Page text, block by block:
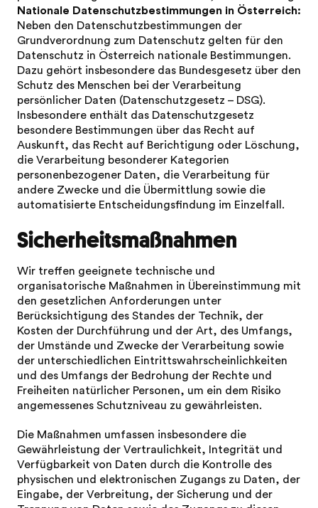
Nationale Datenschutzbestimmungen in Österreich:
Neben den Datenschutzbestimmungen der
Grundverordnung zum Datenschutz gelten für den
Datenschutz in Österreich nationale Bestimmungen.
Dazu gehört insbesondere das Bundesgesetz über den
Schutz des Menschen bei der Verarbeitung
persönlicher Daten (Datenschutzgesetz – DSG).
Insbesondere enthält das Datenschutzgesetz
besondere Bestimmungen über das Recht auf
Auskunft, das Recht auf Berichtigung oder Löschung,
die Verarbeitung besonderer Kategorien
personenbezogener Daten, die Verarbeitung für
andere Zwecke und die Übermittlung sowie die
automatisierte Entscheidungsfindung im Einzelfall.
Sicherheitsmaßnahmen
Wir treffen geeignete technische und
organisatorische Maßnahmen in Übereinstimmung mit
den gesetzlichen Anforderungen unter
Berücksichtigung des Standes der Technik, der
Kosten der Durchführung und der Art, des Umfangs,
der Umstände und Zwecke der Verarbeitung sowie
der unterschiedlichen Eintrittswahrscheinlichkeiten
und des Umfangs der Bedrohung der Rechte und
Freiheiten natürlicher Personen, um ein dem Risiko
angemessenes Schutzniveau zu gewährleisten.
Die Maßnahmen umfassen insbesondere die
Gewährleistung der Vertraulichkeit, Integrität und
Verfügbarkeit von Daten durch die Kontrolle des
physischen und elektronischen Zugangs zu Daten, der
Eingabe, der Verbreitung, der Sicherung und der